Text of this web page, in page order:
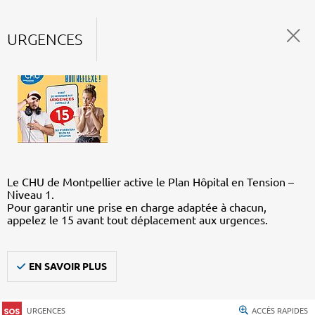
URGENCES
Le CHU de Montpellier active le Plan Hôpital en Tension –
Niveau 1.
Pour garantir une prise en charge adaptée à chacun,
appelez le 15 avant tout déplacement aux urgences.
EN SAVOIR PLUS
URGENCES ACCÈS RAPIDES